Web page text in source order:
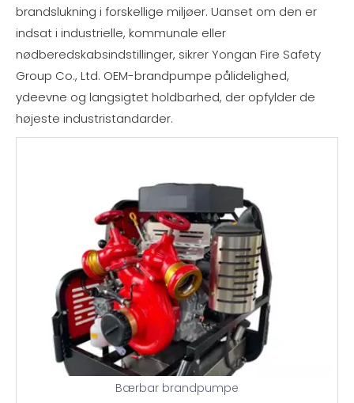
brandslukning i forskellige miljøer. Uanset om den er
indsat i industrielle, kommunale eller
nødberedskabsindstillinger, sikrer Yongan Fire Safety
Group Co., Ltd. OEM-brandpumpe pålidelighed,
ydeevne og langsigtet holdbarhed, der opfylder de
højeste industristandarder.
Bærbar brandpumpe